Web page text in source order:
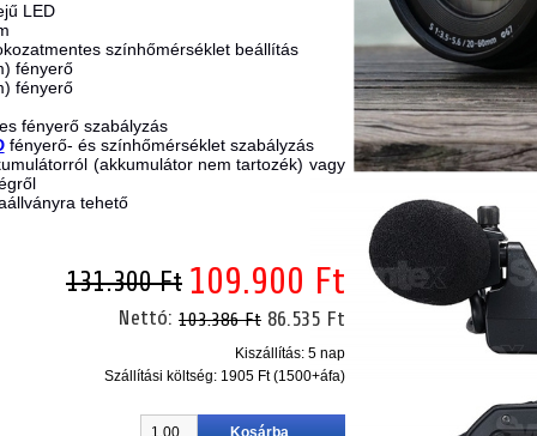
LED
színhőmérséklet beállítás
) fényerő
) fényerő
fényerő szabályzás
fényerő- és színhőmérséklet szabályzás
(akkumulátor nem tartozék) vagy
tehető
131.300 Ft 109.900 Ft
Nettó: 103.386 Ft 86.535 Ft
Kiszállítás: 5 nap
Szállítási költség:1905 Ft (1500+áfa)